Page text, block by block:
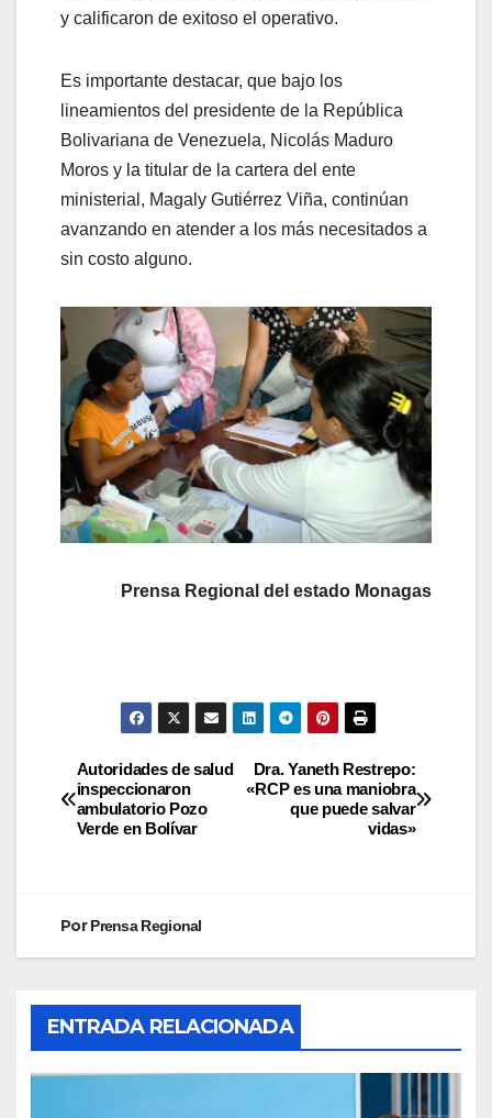
y calificaron de exitoso el operativo.
Es importante destacar, que bajo los
lineamientos del presidente de la República
Bolivariana de Venezuela, Nicolás Maduro
Moros y la titular de la cartera del ente
ministerial, Magaly Gutiérrez Viña, continúan
avanzando en atender a los más necesitados a
sin costo alguno.
Prensa Regional del estado Monagas
Dra. Yaneth Restrepo:
«RCP es una maniobra
que puede salvar
vidas»
Autoridades de salud
inspeccionaron
ambulatorio Pozo
Verde en Bolívar
PorPrensa Regional
ENTRADA RELACIONADA